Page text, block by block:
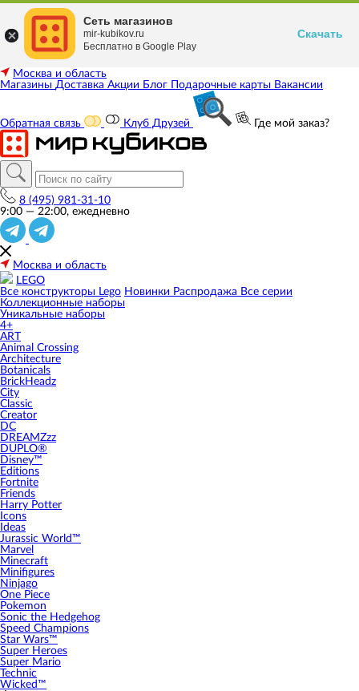
Москва и область
Магазины Доставка Акции Блог Подарочные карты Вакансии
Обратная связь Клуб Друзей Где мой заказ?
8 (495) 981-31-10
9:00 — 22:00, ежедневно
Москва и область
LEGO
Все конструкторы Lego Новинки Распродажа Все серии
Коллекционные наборы
Уникальные наборы
4+
ART
Animal Crossing
Architecture
Botanicals
BrickHeadz
City
Classic
Creator
DC
DREAMZzz
DUPLO®
Disney™
Editions
Fortnite
Friends
Harry Potter
Icons
Ideas
Jurassic World™
Marvel
Minecraft
Minifigures
Ninjago
One Piece
Pokemon
Sonic the Hedgehog
Speed Champions
Star Wars™
Super Heroes
Super Mario
Technic
Wicked™
Сеть магазинов
mir-kubikov.ru
Бесплатно в Google Play
Скачать